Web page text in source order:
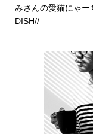
みさんの愛猫にゃ
DISH//